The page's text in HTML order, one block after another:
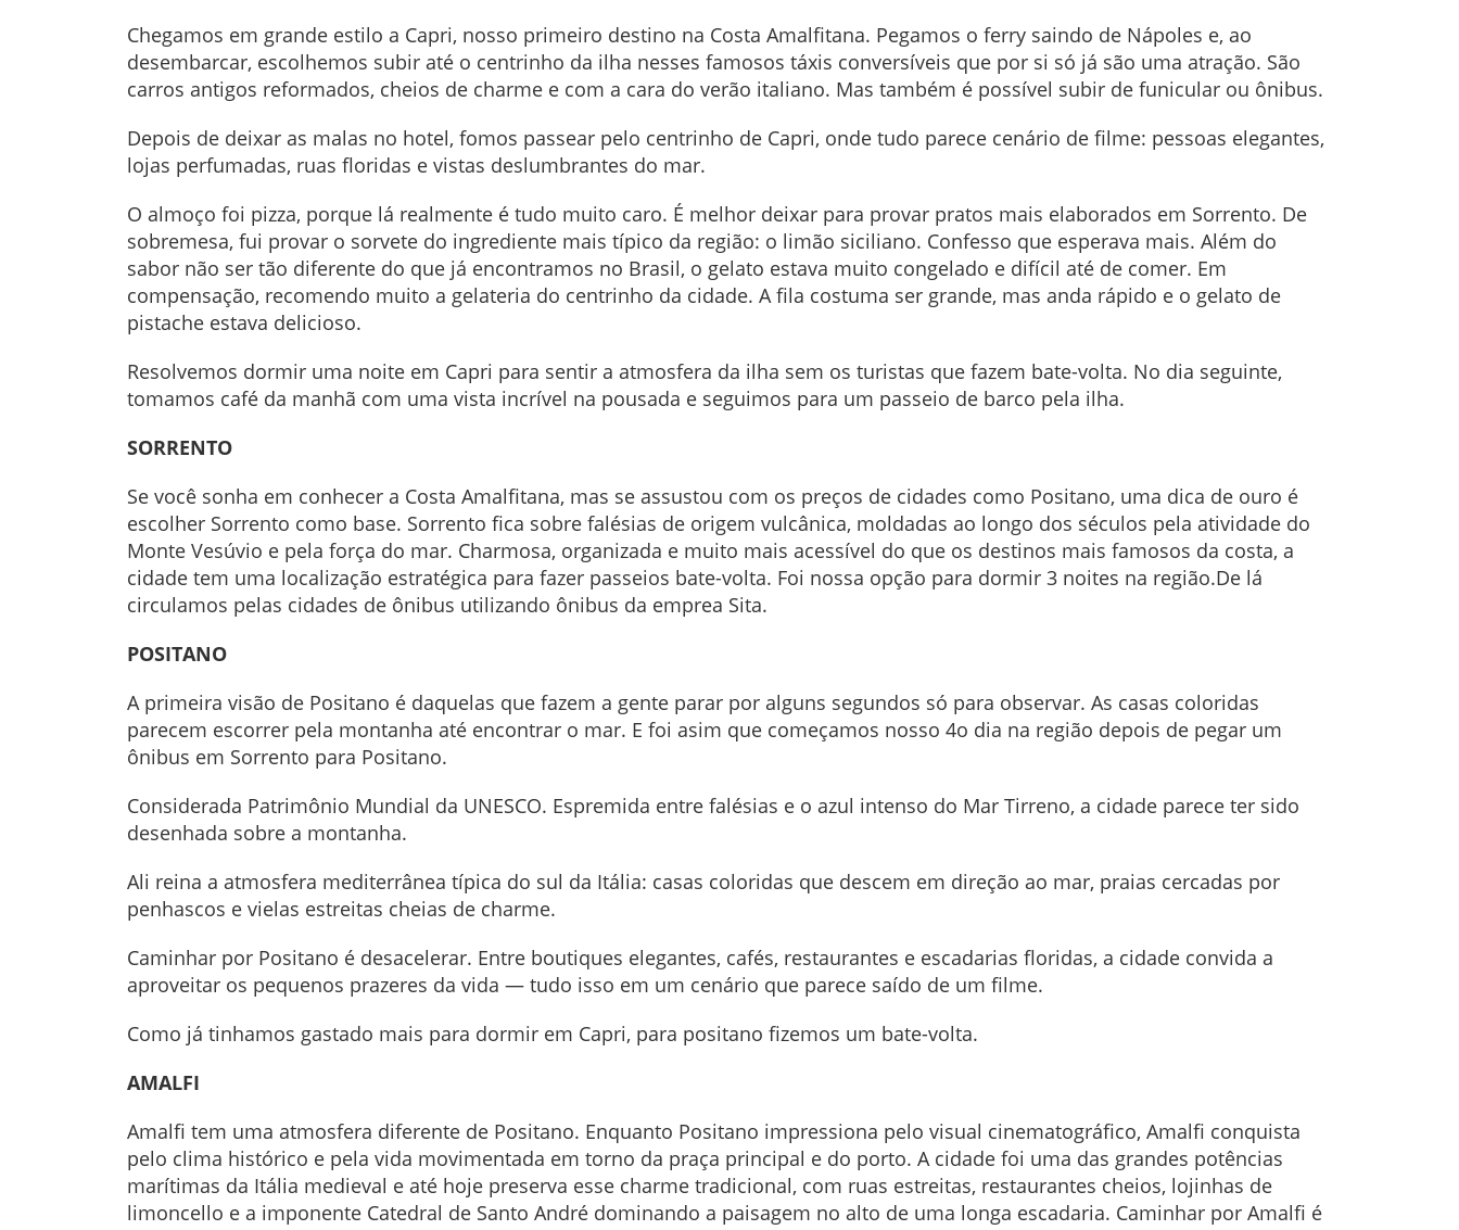
Chegamos em grande estilo a Capri, nosso primeiro destino na Costa Amalfitana. Pegamos o ferry saindo de Nápoles e, ao
desembarcar, escolhemos subir até o centrinho da ilha nesses famosos táxis conversíveis que por si só já são uma atração. São
carros antigos reformados, cheios de charme e com a cara do verão italiano. Mas também é possível subir de funicular ou ônibus.
Depois de deixar as malas no hotel, fomos passear pelo centrinho de Capri, onde tudo parece cenário de filme: pessoas elegantes,
lojas perfumadas, ruas floridas e vistas deslumbrantes do mar.
O almoço foi pizza, porque lá realmente é tudo muito caro. É melhor deixar para provar pratos mais elaborados em Sorrento. De
sobremesa, fui provar o sorvete do ingrediente mais típico da região: o limão siciliano. Confesso que esperava mais. Além do
sabor não ser tão diferente do que já encontramos no Brasil, o gelato estava muito congelado e difícil até de comer. Em
compensação, recomendo muito a gelateria do centrinho da cidade. A fila costuma ser grande, mas anda rápido e o gelato de
pistache estava delicioso.
Resolvemos dormir uma noite em Capri para sentir a atmosfera da ilha sem os turistas que fazem bate-volta. No dia seguinte,
tomamos café da manhã com uma vista incrível na pousada e seguimos para um passeio de barco pela ilha.
SORRENTO
Se você sonha em conhecer a Costa Amalfitana, mas se assustou com os preços de cidades como Positano, uma dica de ouro é
escolher Sorrento como base. Sorrento fica sobre falésias de origem vulcânica, moldadas ao longo dos séculos pela atividade do
Monte Vesúvio e pela força do mar. Charmosa, organizada e muito mais acessível do que os destinos mais famosos da costa, a
cidade tem uma localização estratégica para fazer passeios bate-volta. Foi nossa opção para dormir 3 noites na região.De lá
circulamos pelas cidades de ônibus utilizando ônibus da emprea Sita.
POSITANO
A primeira visão de Positano é daquelas que fazem a gente parar por alguns segundos só para observar. As casas coloridas
parecem escorrer pela montanha até encontrar o mar. E foi asim que começamos nosso 4o dia na região depois de pegar um
ônibus em Sorrento para Positano.
Considerada Patrimônio Mundial da UNESCO. Espremida entre falésias e o azul intenso do Mar Tirreno, a cidade parece ter sido
desenhada sobre a montanha.
Ali reina a atmosfera mediterrânea típica do sul da Itália: casas coloridas que descem em direção ao mar, praias cercadas por
penhascos e vielas estreitas cheias de charme.
Caminhar por Positano é desacelerar. Entre boutiques elegantes, cafés, restaurantes e escadarias floridas, a cidade convida a
aproveitar os pequenos prazeres da vida — tudo isso em um cenário que parece saído de um filme.
Como já tinhamos gastado mais para dormir em Capri, para positano fizemos um bate-volta.
AMALFI
Amalfi tem uma atmosfera diferente de Positano. Enquanto Positano impressiona pelo visual cinematográfico, Amalfi conquista
pelo clima histórico e pela vida movimentada em torno da praça principal e do porto. A cidade foi uma das grandes potências
marítimas da Itália medieval e até hoje preserva esse charme tradicional, com ruas estreitas, restaurantes cheios, lojinhas de
limoncello e a imponente Catedral de Santo André dominando a paisagem no alto de uma longa escadaria. Caminhar por Amalfi é